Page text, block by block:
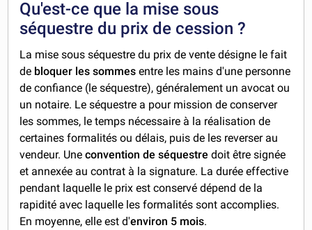
Qu'est-ce que la mise sous
séquestre du prix de cession ?
La mise sous séquestre du prix de vente désigne le fait
de bloquer les sommes entre les mains d'une personne
de confiance (le séquestre), généralement un avocat ou
un notaire. Le séquestre a pour mission de conserver
les sommes, le temps nécessaire à la réalisation de
certaines formalités ou délais, puis de les reverser au
vendeur. Uneconvention de séquestre doit être signée
et annexée au contrat à la signature. La durée effective
pendant laquelle le prix est conservé dépend de la
rapidité avec laquelle les formalités sont accomplies.
En moyenne, elle est d'environ 5 mois.